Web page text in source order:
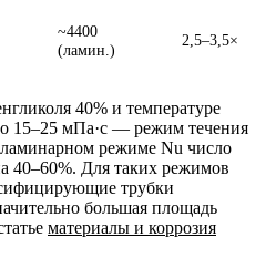
~4400
(ламин.)
2,5–3,5×
40% и температуре
15–25 мПа·с — режим течения
режиме Nu число
40–60%. Для таких режимов
трубки
большая площадь
материалы и коррозия